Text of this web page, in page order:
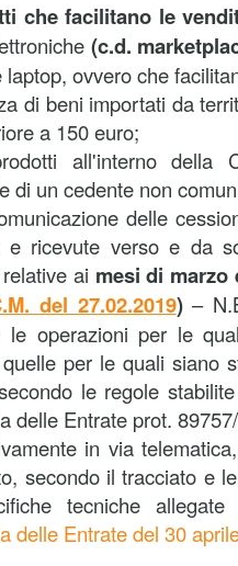
che facilitano le
(c.d.
ovvero che
di beni importati da
a 150 euro;
all'interno della
di un cedente non
delle
e ricevute verso e da
ai mesi di marzo
del 27.02.2019)–
le operazioni per le
per le quali siano
le regole
delle Entrate prot.
in via
secondo il tracciato e
tecniche
delle Entrate del 30